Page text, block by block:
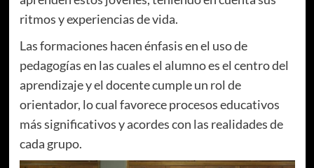
ritmos y experiencias de vida.
Las formaciones hacen énfasis en el uso de
pedagogías en las cuales el alumno es el centro del
aprendizaje y el docente cumple un rol de
orientador, lo cual favorece procesos educativos
más significativos y acordes con las realidades de
cada grupo.